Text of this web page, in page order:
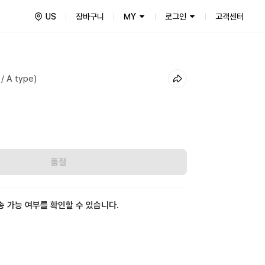
US 장바구니 MY 로그인 고객센터
A type)
품절
가능 여부를 확인할 수 있습니다.